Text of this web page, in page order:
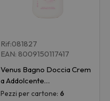
Rif:081827
EAN: 8009150117417
Venus Bagno Doccia Crem
a Addolcente…
Pezzi per cartone: 6